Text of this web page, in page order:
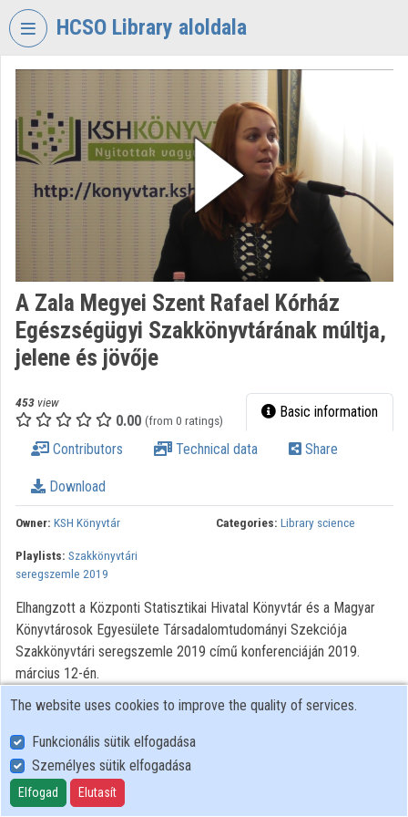
Skip header
HCSO Library aloldala
VIDEOTORIUM
HUNGARIAN
CENTRAL
STATISTICAL
OFFICE
LIBRARY
Organization home
Organization discovery
Categories
Organization playlists
Organizations
Contributors
A Zala Megyei Szent Rafael Kórház
Egészségügyi Szakkönyvtárának múltja,
jelene és jövője
453 view
0.00 (from 0 ratings) Basic information
Contributors Technical data Share
Download
Owner: KSH Könyvtár Categories: Library science
Playlists: Szakkönyvtári
seregszemle 2019
Elhangzott a Központi Statisztikai Hivatal Könyvtár és a Magyar
Könyvtárosok Egyesülete Társadalomtudományi Szekciója
Szakkönyvtári seregszemle 2019 című konferenciáján 2019.
március 12-én.
User Policy
Adatkezelési tájékoztató (en)
Cookie Policy
The website uses cookies to improve the quality of services.
Funkcionális sütik elfogadása
Személyes sütik elfogadása
Elfogad Elutasít